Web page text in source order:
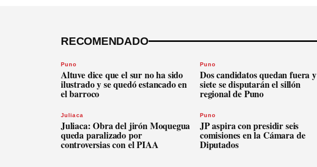
RECOMENDADO
Puno
Altuve dice que el sur no ha sido
ilustrado y se quedó estancado en
el barroco
Puno
Dos candidatos quedan fuera y
siete se disputarán el sillón
regional de Puno
Juliaca
Juliaca: Obra del jirón Moquegua
queda paralizado por
controversias con el PIAA
Puno
JP aspira con presidir seis
comisiones en la Cámara de
Diputados